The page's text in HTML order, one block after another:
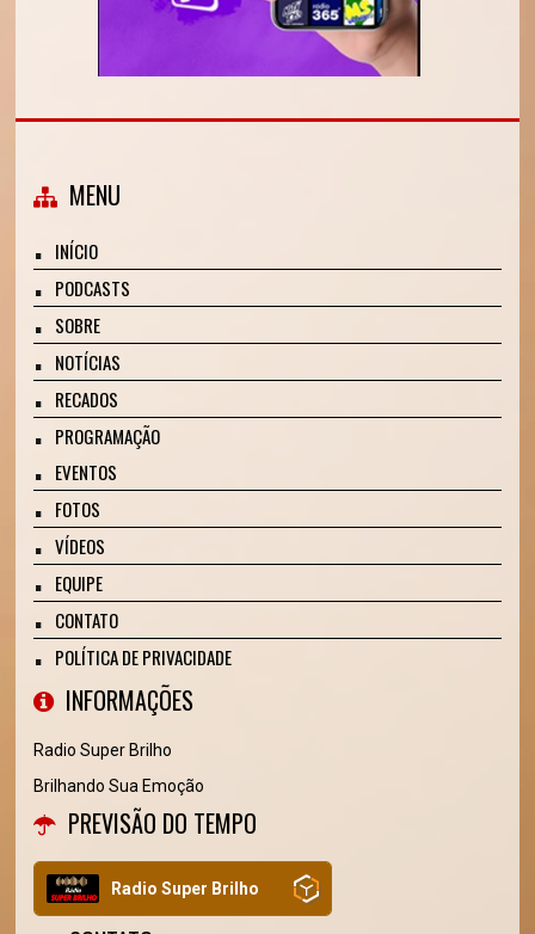
MENU
INÍCIO
PODCASTS
SOBRE
NOTÍCIAS
RECADOS
PROGRAMAÇÃO
EVENTOS
FOTOS
VÍDEOS
EQUIPE
CONTATO
POLÍTICA DE PRIVACIDADE
INFORMAÇÕES
Radio Super Brilho
Brilhando Sua Emoção
PREVISÃO DO TEMPO
Radio Super Brilho